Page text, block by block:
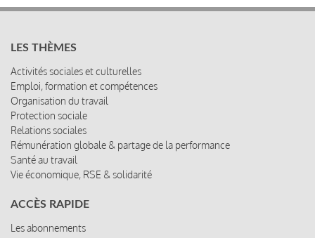
LES THÈMES
Activités sociales et culturelles
Emploi, formation et compétences
Organisation du travail
Protection sociale
Relations sociales
Rémunération globale & partage de la performance
Santé au travail
Vie économique, RSE & solidarité
ACCÈS RAPIDE
Les abonnements